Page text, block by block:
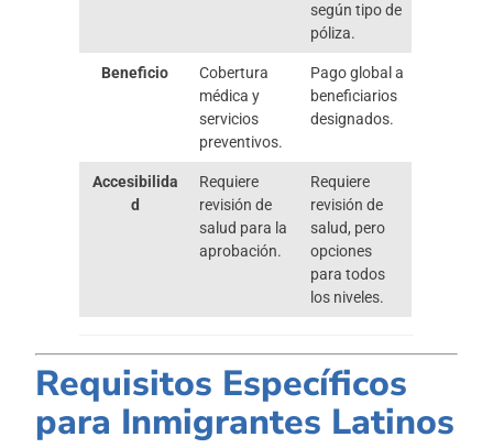
según tipo de
póliza.
Beneficio
Cobertura
médica y
servicios
preventivos.
Pago global a
beneficiarios
designados.
Accesibilida
d
Requiere
revisión de
salud para la
aprobación.
Requiere
revisión de
salud, pero
opciones
para todos
los niveles.
Requisitos Específicos
para Inmigrantes Latinos